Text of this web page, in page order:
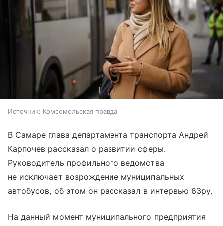
Источник: Комсомольская правда
В Самаре глава департамента транспорта Андрей
Карпочев рассказал о развитии сферы.
Руководитель профильного ведомства
не исключает возрождение муниципальных
автобусов, об этом он рассказал в интервью 63ру.
На данный момент муниципального предприятия